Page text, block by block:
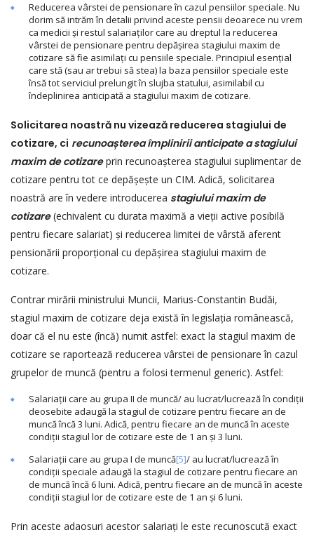
Reducerea vârstei de pensionare în cazul pensiilor speciale. Nu
dorim să intrăm în detalii privind aceste pensii deoarece nu vrem
ca medicii și restul salariaților care au dreptul la reducerea
vârstei de pensionare pentru depășirea stagiului maxim de
cotizare să fie asimilați cu pensiile speciale. Principiul esențial
care stă (sau ar trebui să stea) la baza pensiilor speciale este
însă tot serviciul prelungit în slujba statului, asimilabil cu
îndeplinirea anticipată a stagiului maxim de cotizare.
Solicitarea noastră nu vizează reducerea stagiului de
cotizare, ci recunoașterea împlinirii anticipate a stagiului
maxim de cotizareprin recunoașterea stagiului suplimentar de
cotizare pentru tot ce depășește un CIM. Adică, solicitarea
noastră are în vedere introducerea stagiului maxim de
cotizare(echivalent cu durata maximă a vieții active posibilă
pentru fiecare salariat) și reducerea limitei de vârstă aferent
pensionării proporțional cu depășirea stagiului maxim de
cotizare.
Contrar mirării ministrului Muncii, Marius-Constantin Budăi,
stagiul maxim de cotizare deja există în legislația românească,
doar că el nu este (încă) numit astfel: exact la stagiul maxim de
cotizare se raportează reducerea vârstei de pensionare în cazul
grupelor de muncă (pentru a folosi termenul generic). Astfel:
Salariații care au grupa II de muncă/ au lucrat/lucrează în condiții
deosebite adaugă la stagiul de cotizare pentru fiecare an de
muncă încă 3 luni. Adică, pentru fiecare an de muncă în aceste
condiții stagiul lor de cotizare este de 1 an și 3 luni.
Salariații care au grupa I de muncă[5]/ au lucrat/lucrează în
condiții speciale adaugă la stagiul de cotizare pentru fiecare an
de muncă încă 6 luni. Adică, pentru fiecare an de muncă în aceste
condiții stagiul lor de cotizare este de 1 an și 6 luni.
Prin aceste adaosuri acestor salariați le este recunoscută exact